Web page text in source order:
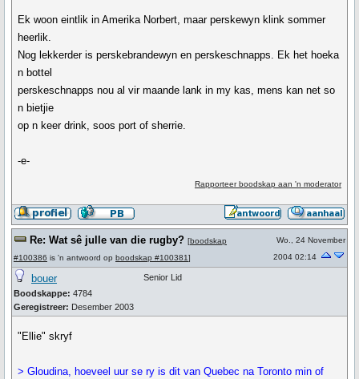
Ek woon eintlik in Amerika Norbert, maar perskewyn klink sommer
heerlik.
Nog lekkerder is perskebrandewyn en perskeschnapps. Ek het hoeka
n bottel
perskeschnapps nou al vir maande lank in my kas, mens kan net so
n bietjie
op n keer drink, soos port of sherrie.
-e-
Rapporteer boodskap aan 'n moderator
Re: Wat sê julle van die rugby? [boodskap
#100386 is 'n antwoord op boodskap #100381]
Wo., 24 November
2004 02:14
bouer
Boodskappe: 4784
Geregistreer: Desember 2003
Senior Lid
"Ellie" skryf
> Gloudina, hoeveel uur se ry is dit van Quebec na Toronto min of